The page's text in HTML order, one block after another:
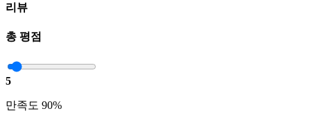
리뷰
총 평점
5
만족도 90%